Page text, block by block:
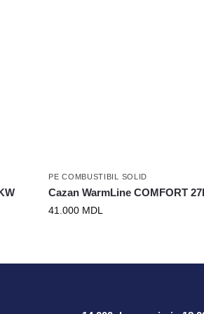
PE COMBUSTIBIL SOLID
Cazan WarmLine COMFORT
41.000 MDL